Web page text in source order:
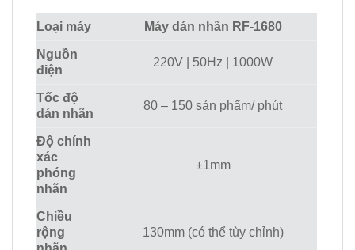
Loại máy Máy dán nhãn RF-1680
Nguồn
điện
220V | 50Hz | 1000W
Tốc độ
dán nhãn
80 – 150 sản phẩm/ phút
Độ chính
xác
phóng
nhãn
±1mm
Chiều
rộng
130mm (có thể tùy chỉnh)